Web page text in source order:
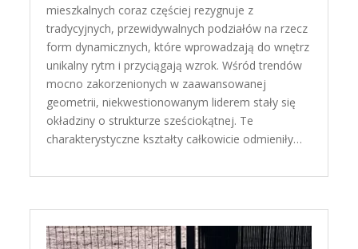
mieszkalnych coraz częściej rezygnuje z
tradycyjnych, przewidywalnych podziałów na rzecz
form dynamicznych, które wprowadzają do wnętrz
unikalny rytm i przyciągają wzrok. Wśród trendów
mocno zakorzenionych w zaawansowanej
geometrii, niekwestionowanym liderem stały się
okładziny o strukturze sześciokątnej. Te
charakterystyczne kształty całkowicie odmieniły…